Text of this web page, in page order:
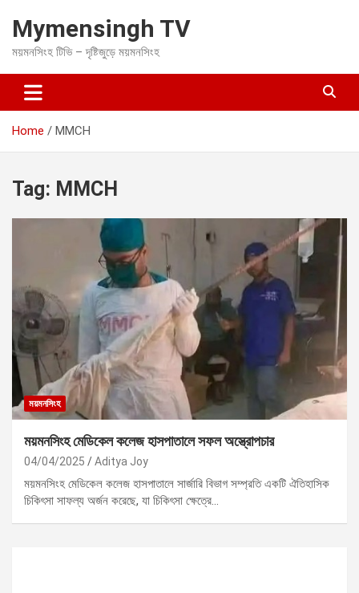
t
c
Mymensingh TV
ময়মনসিংহ টিভি – দৃষ্টিজুড়ে ময়মনসিংহ
Home MMCH
Tag: MMCH
ময়মনসিংহ
ময়মনসিংহ মেডিকেল কলেজ হাসপাতালে সফল অস্ত্রোপচার
04/04/2025 Aditya Joy
ময়মনসিংহ মেডিকেল কলেজ হাসপাতালে সার্জারি বিভাগ সম্প্রতি একটি ঐতিহাসিক
চিকিৎসা সাফল্য অর্জন করেছে, যা চিকিৎসা ক্ষেত্রে…